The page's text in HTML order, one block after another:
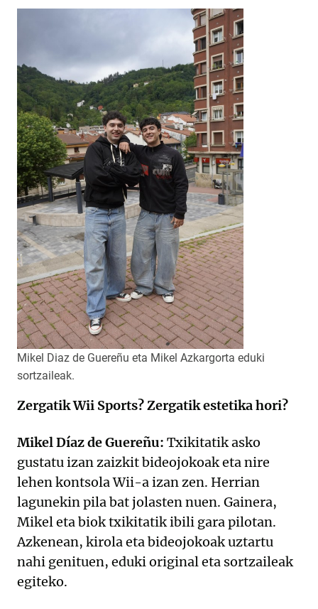
Mikel Diaz de Guereñu eta Mikel Azkargorta eduki
sortzaileak.
Zergatik Wii Sports? Zergatik estetika hori?
Mikel Díaz de Guereñu: Txikitatik asko
gustatu izan zaizkit bideojokoak eta nire
lehen kontsola Wii-a izan zen. Herrian
lagunekin pila bat jolasten nuen. Gainera,
Mikel eta biok txikitatik ibili gara pilotan.
Azkenean, kirola eta bideojokoak uztartu
nahi genituen, eduki original eta sortzaileak
egiteko.